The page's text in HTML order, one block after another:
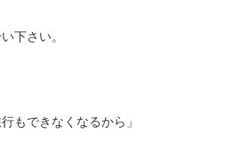
下さい。
もできなくなるから」